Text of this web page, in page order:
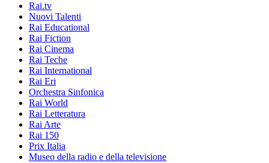
Rai.tv
Nuovi Talenti
Rai Educational
Rai Fiction
Rai Cinema
Rai Teche
Rai International
Rai Eri
Orchestra Sinfonica
Rai World
Rai Letteratura
Rai Arte
Rai 150
Prix Italia
Museo della radio e della televisione